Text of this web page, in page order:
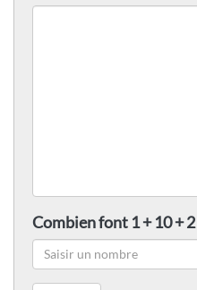
Combien font 1 + 10 + 2